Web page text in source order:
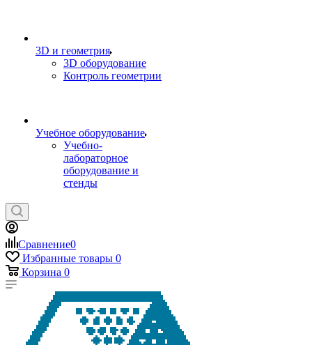
3D и геометрия
3D оборудование
Контроль геометрии
Учебное оборудование
Учебно-
лабораторное
оборудование и
стенды
Сравнение0
Избранные товары 0
Корзина 0